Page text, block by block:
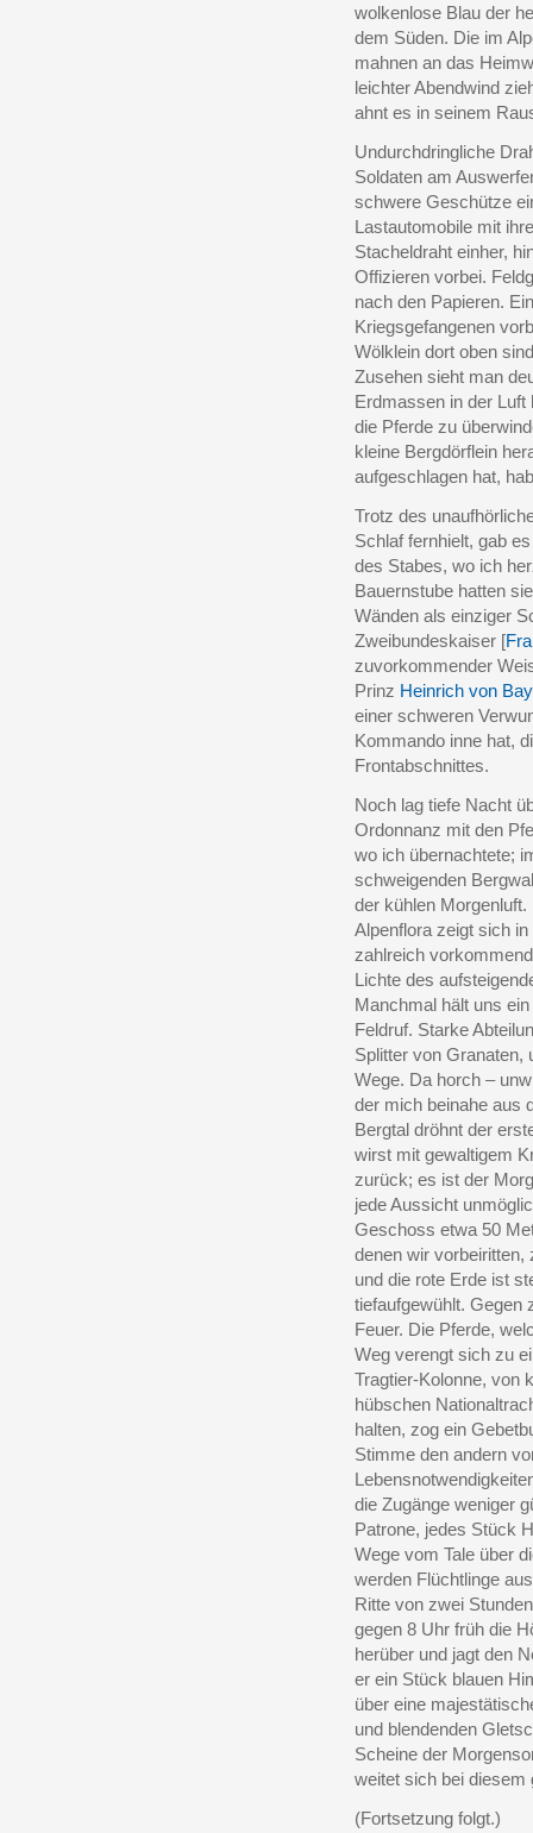
wolkenlose Blau der
dem Süden. Die im
mahnen an das
leichter Abendwind
ahnt es in seinem
Undurchdringliche
Soldaten am
schwere Geschütze
Lastautomobile mit
Stacheldraht einher,
Offizieren vorbei.
nach den Papieren.
Kriegsgefangenen
Wölklein dort oben
Zusehen sieht man
Erdmassen in der Luft
die Pferde zu
kleine Bergdörflein
aufgeschlagen hat,
Trotz des
Schlaf fernhielt, gab
des Stabes, wo ich
Bauernstube hatten
Wänden als einziger
Zweibundeskaiser [
zuvorkommender
Prinz Heinrich von
einer schweren
Kommando inne hat,
Frontabschnittes.
Noch lag tiefe Nacht
Ordonnanz mit den
wo ich übernachtete;
schweigenden
der kühlen
Alpenflora zeigt sich
zahlreich
Lichte des
Manchmal hält uns
Feldruf. Starke
Splitter von Granaten,
Wege. Da horch –
der mich beinahe aus
Bergtal dröhnt der
wirst mit gewaltigem
zurück; es ist der
jede Aussicht
Geschoss etwa 50
denen wir vorbeiritten,
und die rote Erde ist
tiefaufgewühlt. Gegen
Feuer. Die Pferde,
Weg verengt sich zu
Tragtier-Kolonne, von
hübschen
halten, zog ein
Stimme den andern
die Zugänge weniger
Patrone, jedes Stück
Wege vom Tale über
werden Flüchtlinge
Ritte von zwei
gegen 8 Uhr früh die
herüber und jagt den
er ein Stück blauen
über eine
und blendenden
Scheine der
weitet sich bei diesem
(Fortsetzung folgt.)